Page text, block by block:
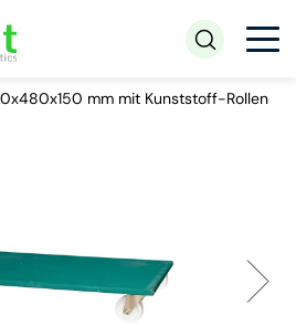
mm mit Kunststoff-Rollen